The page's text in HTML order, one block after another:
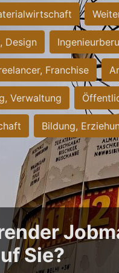
Design
Franchise
Verwaltung
Bildung,
Sie?